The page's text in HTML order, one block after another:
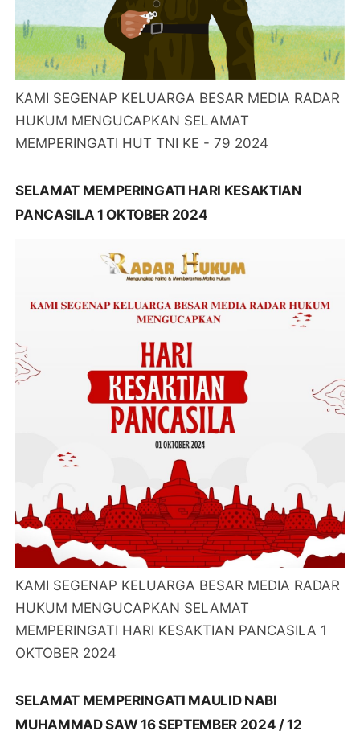
KAMI SEGENAP KELUARGA BESAR MEDIA RADAR
HUKUM MENGUCAPKAN SELAMAT
MEMPERINGATI HUT TNI KE - 79 2024
SELAMAT MEMPERINGATI HARI KESAKTIAN
PANCASILA 1 OKTOBER 2024
KAMI SEGENAP KELUARGA BESAR MEDIA RADAR
HUKUM MENGUCAPKAN SELAMAT
MEMPERINGATI HARI KESAKTIAN PANCASILA 1
OKTOBER 2024
SELAMAT MEMPERINGATI MAULID NABI
MUHAMMAD SAW 16 SEPTEMBER 2024 / 12